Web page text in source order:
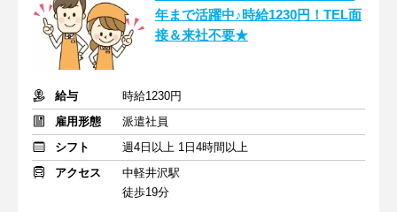
年まで活躍中♪時給1230円！TEL面
接＆来社不要★
給与
時給1230円
雇用形態
派遣社員
シフト
週4日以上 1日4時間以上
アクセス
中軽井沢駅
徒歩19分